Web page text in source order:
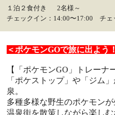
１泊２食付き
2名様～
チェックイン：14:00〜17:00 チェ
＜ポケモンGOで旅に出よう
【「ポケモンGO」トレーナ
「ポケストップ」や「ジム
泉。
多種多様な野生のポケモンが
温泉街を散策しながら楽し